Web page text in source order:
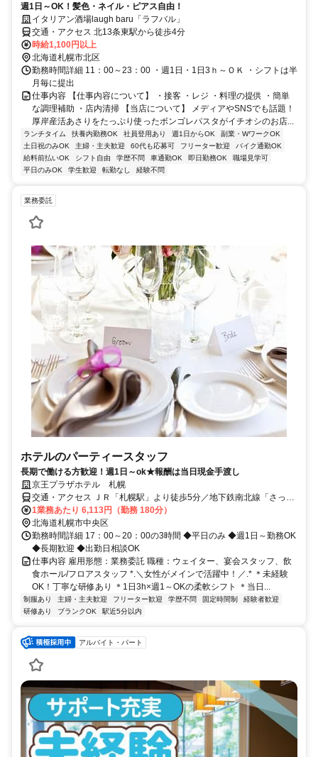
週1日～OK！髪色・ネイル・ピアス自由！
イタリアン酒場laugh baru「ラフバル」
交通・アクセス 北13条東駅から徒歩4分
時給1,100円以上
北海道札幌市北区
勤務時間詳細 11：00～23：00 ・週1日・1日3ｈ～ＯＫ ・シフトは半
月毎に提出
仕事内容 【仕事内容について】 ・接客 ・レジ ・料理の提供 ・簡単
な調理補助 ・店内清掃 【当店について】 メディアやSNSでも話題！
厚岸産活あさりをたっぷり使ったボンゴレパスタがイチオシのお店...
ランチタイム 扶養内勤務OK 社員登用あり 週1日からOK
副業・WワークOK
土日祝のみOK
主婦・主夫歓迎 60代も応募可 フリーター歓迎
バイク通勤OK
給料前払いOK
シフト自由 学歴不問 車通勤OK 即日勤務OK
職場見学可
平日のみOK
学生歓迎 転勤なし 経験不問
業務委託
ホテルのパーティースタッフ
長期で働ける方歓迎！週1日～ok★報酬は当日現金手渡し
京王プラザホテル 札幌
交通・アクセス ＪＲ「札幌駅」より徒歩5分／地下鉄南北線「さっぽ
ろ駅」徒歩7分／地下鉄東豊線「さっぽろ駅」徒歩10分
1業務あたり 6,113円（勤務 180分）
北海道札幌市中央区
勤務時間詳細 17：00～20：00の3時間 ◆平日のみ ◆週1日～勤務OK
◆長期歓迎 ◆出勤日相談OK
仕事内容 雇用形態：業務委託 職種：ウェイター、宴会スタッフ、飲
食ホール/フロアスタッフ *.＼女性がメインで活躍中！／.* ＊未経験
OK！丁寧な研修あり ＊1日3h×週1～OKの柔軟シフト ＊当日...
制服あり 主婦・主夫歓迎 フリーター歓迎 学歴不問 固定時間制
経験者歓迎
研修あり
ブランクOK 駅近5分以内
アルバイト・パート